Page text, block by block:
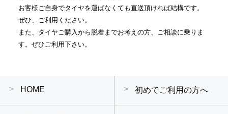
お客様ご自身でタイヤを運ばなくても直送頂ければ結構です。
ぜひ、ご利用ください。
また、タイヤご購入から脱着までお考えの方、ご相談に乗りま
す。ぜひご利用下さい。
HOME 初めてご利用の方へ